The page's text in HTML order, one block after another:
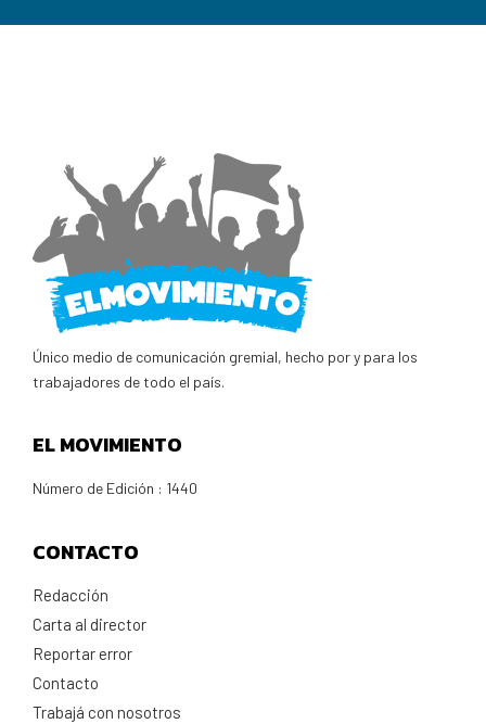
Único medio de comunicación gremial, hecho por y para los
trabajadores de todo el país.
EL MOVIMIENTO
Número de Edición : 1440
CONTACTO
Redacción
Carta al director
Reportar error
Contacto
Trabajá con nosotros